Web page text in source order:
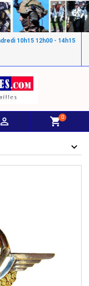
10h15 12h00 - 14h15
 shopping_cart0